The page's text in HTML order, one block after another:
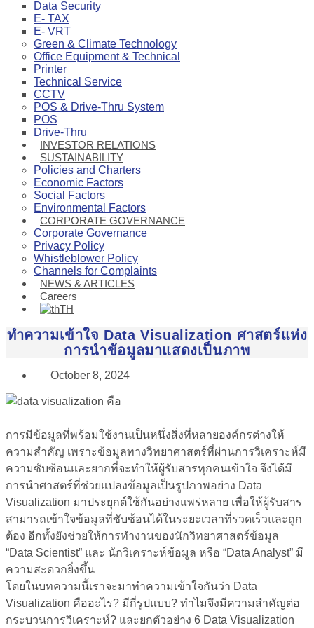
Data Security
E- TAX
E- VRT
Green & Climate Technology
Office Equipment & Technical
Printer
Technical Service
CCTV
POS & Drive-Thru System
POS
Drive-Thru
INVESTOR RELATIONS
SUSTAINABILITY
Policies and Charters
Economic Factors
Social Factors
Environmental Factors
CORPORATE GOVERNANCE
Corporate Governance
Privacy Policy
Whistleblower Policy
Channels for Complaints
NEWS & ARTICLES
Careers
TH
ทำความเข้าใจ Data Visualization ศาสตร์แห่ง
การนำข้อมูลมาแสดงเป็นภาพ
October 8, 2024
การมีข้อมูลที่พร้อมใช้งานเป็นหนึ่งสิ่งที่หลายองค์กรต่างให้
ความสำคัญ เพราะข้อมูลทางวิทยาศาสตร์ที่ผ่านการวิเคราะห์มี
ความซับซ้อนและยากที่จะทำให้ผู้รับสารทุกคนเข้าใจ จึงได้มี
การนำศาสตร์ที่ช่วยแปลงข้อมูลเป็นรูปภาพอย่าง Data
Visualization มาประยุกต์ใช้กันอย่างแพร่หลาย เพื่อให้ผู้รับสาร
สามารถเข้าใจข้อมูลที่ซับซ้อนได้ในระยะเวลาที่รวดเร็วและถูก
ต้อง อีกทั้งยังช่วยให้การทำงานของนักวิทยาศาสตร์ข้อมูล
“Data Scientist” และ นักวิเคราะห์ข้อมูล หรือ “Data Analyst” มี
ความสะดวกยิ่งขึ้น
โดยในบทความนี้เราจะมาทำความเข้าใจกันว่า Data
Visualization คืออะไร? มีกี่รูปแบบ? ทำไมจึงมีความสำคัญต่อ
กระบวนการวิเคราะห์? และยกตัวอย่าง 6 Data Visualization